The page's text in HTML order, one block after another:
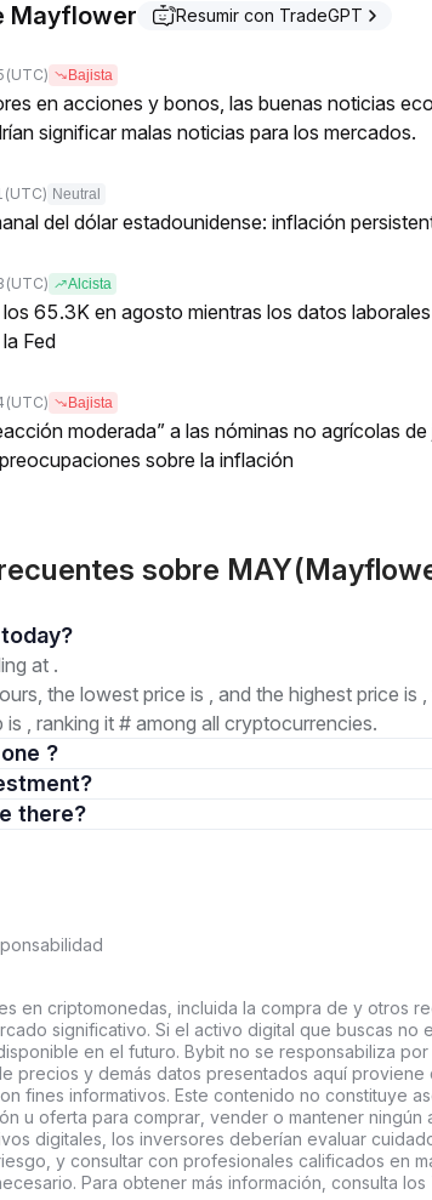
Mayflower Resumir con TradeGPT
(UTC) Bajista
en acciones y bonos, las buenas noticias
significar malas noticias para los mercados.
(UTC) Neutral
del dólar estadounidense: inflación
(UTC) Alcista
65.3K en agosto mientras los datos
Fed
(UTC) Bajista
moderada” a las nóminas no agrícolas
sobre la inflación
sobre
1. How much is today?
at .
the lowest price is , and the highest price is
is , ranking it # among all cryptocurrencies.
one ?
many are there?
en criptomonedas, incluida la compra de y otros
significativo. Si el activo digital que buscas no
en el futuro. Bybit no se responsabiliza
precios y demás datos presentados aquí
fines informativos. Este contenido no constituye
u oferta para comprar, vender o mantener ningún
digitales, los inversores deberían evaluar
y consultar con profesionales calificados en
Para obtener más información, consulta